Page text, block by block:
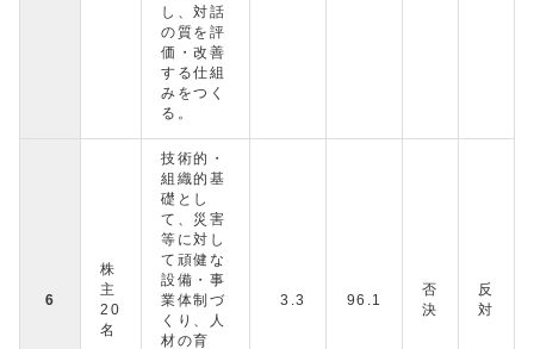
し、対話
の質を評
価・改善
する仕組
みをつく
る。
6
株
主
20
名
技術的・
組織的基
礎とし
て、災害
等に対し
て頑健な
設備・事
業体制づ
くり、人
材の育
3.3 96.1
否
決
反
対